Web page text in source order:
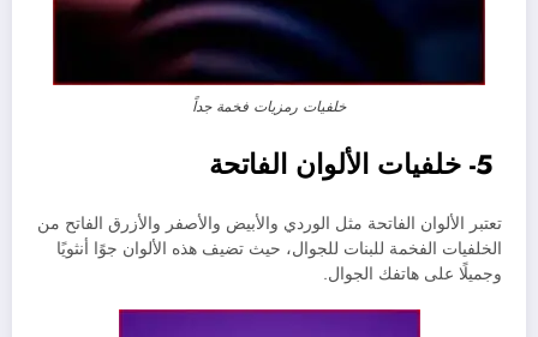
خلفيات رمزيات فخمة جداً
تعتبر الألوان الفاتحة مثل الوردي والأبيض والأصفر والأزرق الفاتح من
الخلفيات الفخمة للبنات للجوال، حيث تضيف هذه الألوان جوًا أنثويًا
وجميلًا على هاتفك الجوال.